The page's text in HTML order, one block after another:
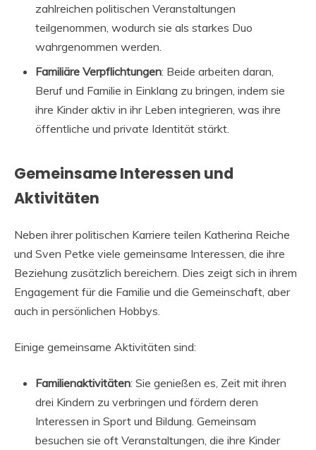
zahlreichen politischen Veranstaltungen
teilgenommen, wodurch sie als starkes Duo
wahrgenommen werden.
Familiäre Verpflichtungen: Beide arbeiten daran,
Beruf und Familie in Einklang zu bringen, indem sie
ihre Kinder aktiv in ihr Leben integrieren, was ihre
öffentliche und private Identität stärkt.
Gemeinsame Interessen und
Aktivitäten
Neben ihrer politischen Karriere teilen Katherina Reiche
und Sven Petke viele gemeinsame Interessen, die ihre
Beziehung zusätzlich bereichern. Dies zeigt sich in ihrem
Engagement für die Familie und die Gemeinschaft, aber
auch in persönlichen Hobbys.
Einige gemeinsame Aktivitäten sind:
Familienaktivitäten: Sie genießen es, Zeit mit ihren
drei Kindern zu verbringen und fördern deren
Interessen in Sport und Bildung. Gemeinsam
besuchen sie oft Veranstaltungen, die ihre Kinder